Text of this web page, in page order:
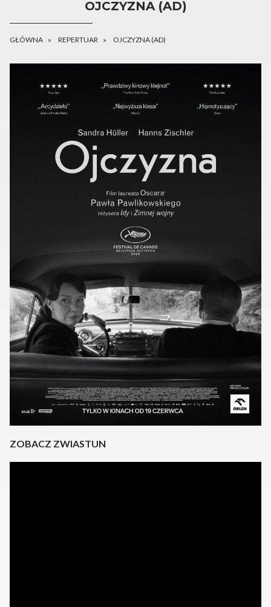
OJCZYZNA (AD)
GŁÓWNA REPERTUAR OJCZYZNA (AD)
ZOBACZ ZWIASTUN